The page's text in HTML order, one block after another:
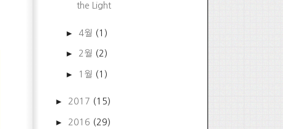
the Light
►4월 (1)
► 2월 (2)
► 1월 (1)
► 2017 (15)
► 2016 (29)